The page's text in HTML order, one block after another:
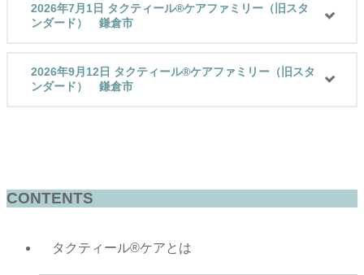
2026年7月1日 タクティール®ケアファミリー（旧スタ
ンダード） 鎌倉市
2026年9月12日 タクティール®ケアファミリー（旧スタ
ンダード） 鎌倉市
CONTENTS
タクティール®ケアとは